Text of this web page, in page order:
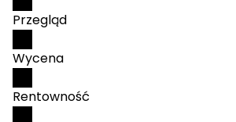
Przegląd
Wycena
Rentowność